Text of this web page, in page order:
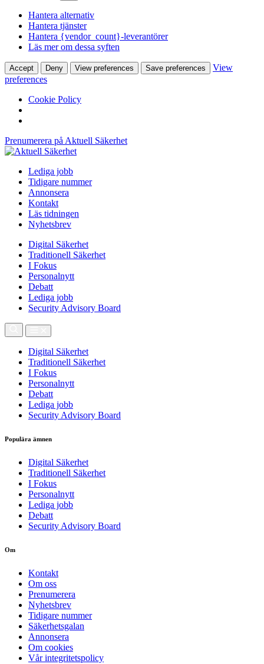
Hantera alternativ
Hantera tjänster
Hantera {vendor_count}-leverantörer
Läs mer om dessa syften
Accept Deny View preferences Save preferences
View
preferences
Cookie Policy
Prenumerera på Aktuell Säkerhet
Lediga jobb
Tidigare nummer
Annonsera
Kontakt
Läs tidningen
Nyhetsbrev
Digital Säkerhet
Traditionell Säkerhet
I Fokus
Personalnytt
Debatt
Lediga jobb
Security Advisory Board
Digital Säkerhet
Traditionell Säkerhet
I Fokus
Personalnytt
Debatt
Lediga jobb
Security Advisory Board
Populära ämnen
Digital Säkerhet
Traditionell Säkerhet
I Fokus
Personalnytt
Lediga jobb
Debatt
Security Advisory Board
Om
Kontakt
Om oss
Prenumerera
Nyhetsbrev
Tidigare nummer
Säkerhetsgalan
Annonsera
Om cookies
Vår integritetspolicy